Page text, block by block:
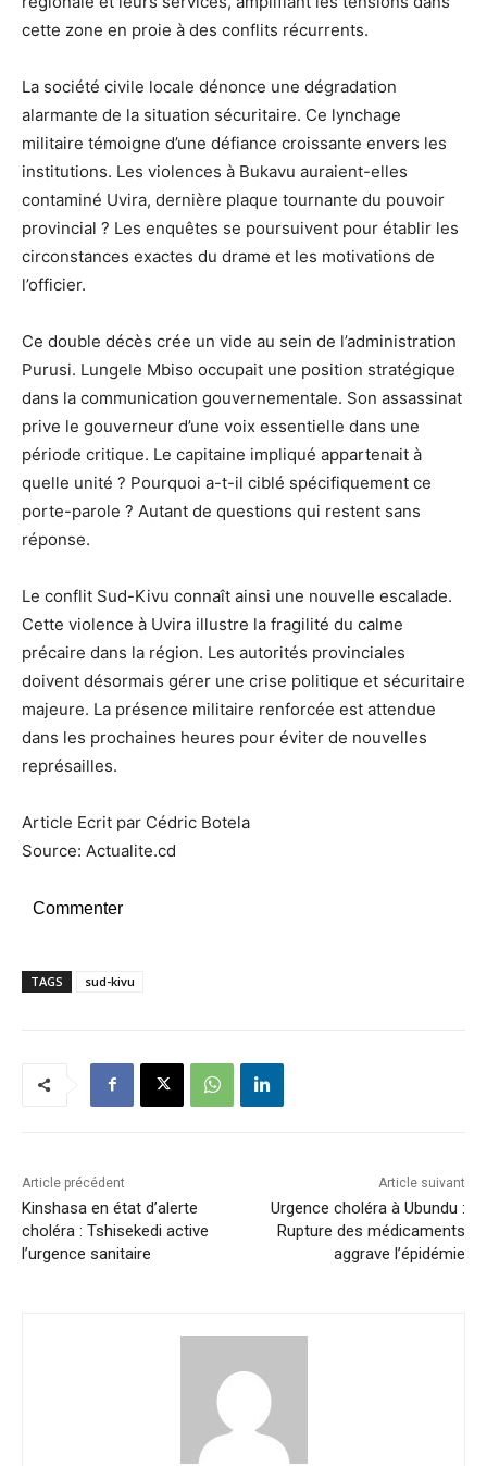
cette zone en proie à des conflits récurrents.
La société civile locale dénonce une dégradation
alarmante de la situation sécuritaire. Ce lynchage
militaire témoigne d’une défiance croissante envers les
institutions. Les violences à Bukavu auraient-elles
contaminé Uvira, dernière plaque tournante du pouvoir
provincial ? Les enquêtes se poursuivent pour établir les
circonstances exactes du drame et les motivations de
l’officier.
Ce double décès crée un vide au sein de l’administration
Purusi. Lungele Mbiso occupait une position stratégique
dans la communication gouvernementale. Son assassinat
prive le gouverneur d’une voix essentielle dans une
période critique. Le capitaine impliqué appartenait à
quelle unité ? Pourquoi a-t-il ciblé spécifiquement ce
porte-parole ? Autant de questions qui restent sans
réponse.
Le conflit Sud-Kivu connaît ainsi une nouvelle escalade.
Cette violence à Uvira illustre la fragilité du calme
précaire dans la région. Les autorités provinciales
doivent désormais gérer une crise politique et sécuritaire
majeure. La présence militaire renforcée est attendue
dans les prochaines heures pour éviter de nouvelles
représailles.
Article Ecrit par Cédric Botela
Source: Actualite.cd
Commenter
TAGS sud-kivu
Article précédent
Kinshasa en état d’alerte
choléra : Tshisekedi active
l’urgence sanitaire
Article suivant
Urgence choléra à Ubundu :
Rupture des médicaments
aggrave l’épidémie